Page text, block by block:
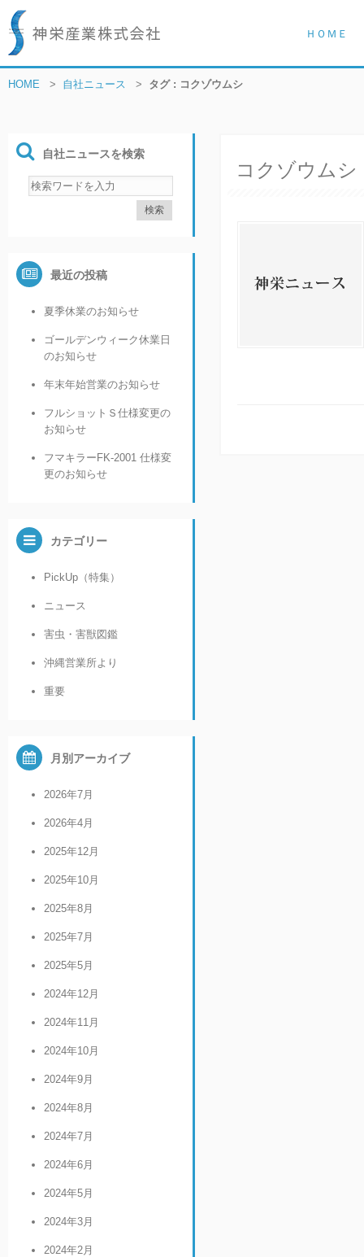
ＨＯＭＥ
HOME > 自社ニュース > タグ : コクゾウムシ
コクゾウムシ
自社ニュースを検索
最近の投稿
夏季休業のお知らせ
ゴールデンウィーク休業日
のお知らせ
年末年始営業のお知らせ
フルショットＳ仕様変更の
お知らせ
フマキラーFK-2001 仕様変
更のお知らせ
カテゴリー
PickUp（特集）
ニュース
害虫・害獣図鑑
沖縄営業所より
重要
月別アーカイブ
2026年7月
2026年4月
2025年12月
2025年10月
2025年8月
2025年7月
2025年5月
2024年12月
2024年11月
2024年10月
2024年9月
2024年8月
2024年7月
2024年6月
2024年5月
2024年3月
2024年2月